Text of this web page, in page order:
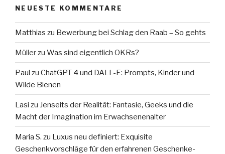
NEUESTE KOMMENTARE
Matthias zu Bewerbung bei Schlag den Raab – So gehts
Müllerzu Was sind eigentlich OKRs?
Paul zu ChatGPT 4 und DALL-E: Prompts, Kinder und
Wilde Bienen
Lasi zu Jenseits der Realität: Fantasie, Geeks und die
Macht der Imagination im Erwachsenenalter
Maria S. zu Luxus neu definiert: Exquisite
Geschenkvorschläge für den erfahrenen Geschenke-